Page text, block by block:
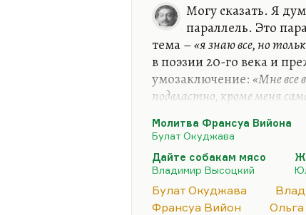
Могу сказать. Я
параллель. Это
тема –«я знаю все, но
в поэзии 20-го века и
умозаключение:«Мне все
подвластно, кроме меня
Эта тема есть у
«Молитва Франсуа
Ольга Владимировна
росте огромную роль.
женщина
Молитва Франсуа Вийона
Булат Окуджава
Дайте собакам мясо
Владимир Высоцкий
Булат Окуджава
Франсуа Вийон